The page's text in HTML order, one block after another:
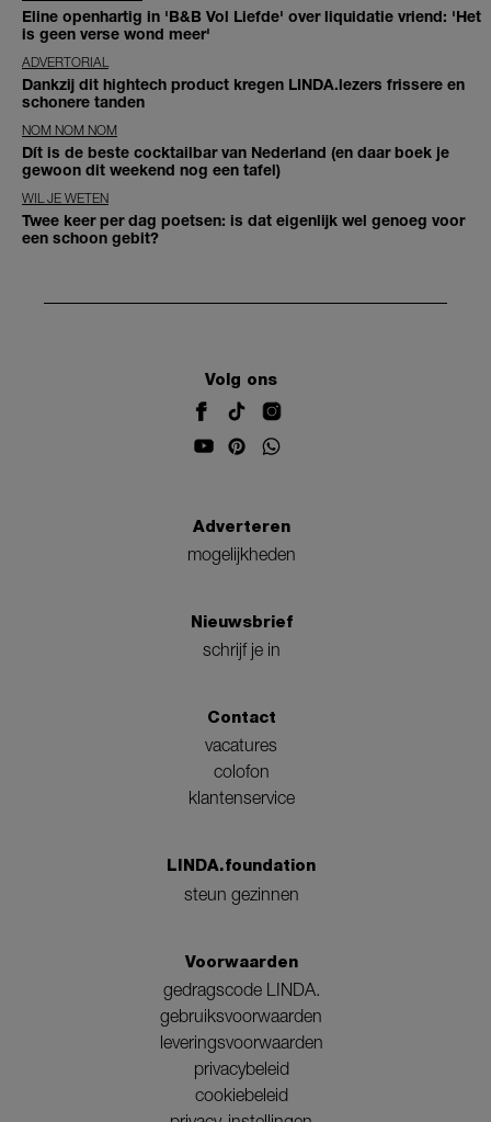
Eline openhartig in 'B&B Vol Liefde' over liquidatie vriend: 'Het
is geen verse wond meer'
ADVERTORIAL
Dankzij dit hightech product kregen LINDA.lezers frissere en
schonere tanden
NOM NOM NOM
Dít is de beste cocktailbar van Nederland (en daar boek je
gewoon dit weekend nog een tafel)
WIL JE WETEN
Twee keer per dag poetsen: is dat eigenlijk wel genoeg voor
een schoon gebit?
Volg ons
Adverteren
mogelijkheden
Nieuwsbrief
schrijf je in
Contact
vacatures
colofon
klantenservice
LINDA.foundation
steun gezinnen
Voorwaarden
gedragscode LINDA.
gebruiksvoorwaarden
leveringsvoorwaarden
privacybeleid
cookiebeleid